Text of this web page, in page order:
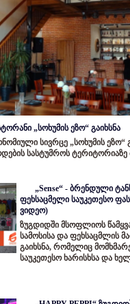
„სოხუმის ეზო“ გაიხსნა
სივრცე „სოხუმის ეზო“
სასტუმროს ტერიტორიაზე
„Sense“ - ბრენდული
ფეხსაცმელი საუკეთესო
ვიდეო)
ზუგდიდში მსოფლიოს
სამოსისა და ფეხსაცმლის
გაიხსნა, რომელიც
საუკეთესო ხარისხსა და